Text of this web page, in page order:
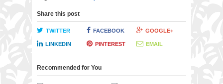
Share this post
TWITTER FACEBOOK GOOGLE+
LINKEDIN PINTEREST EMAIL
Recommended for You